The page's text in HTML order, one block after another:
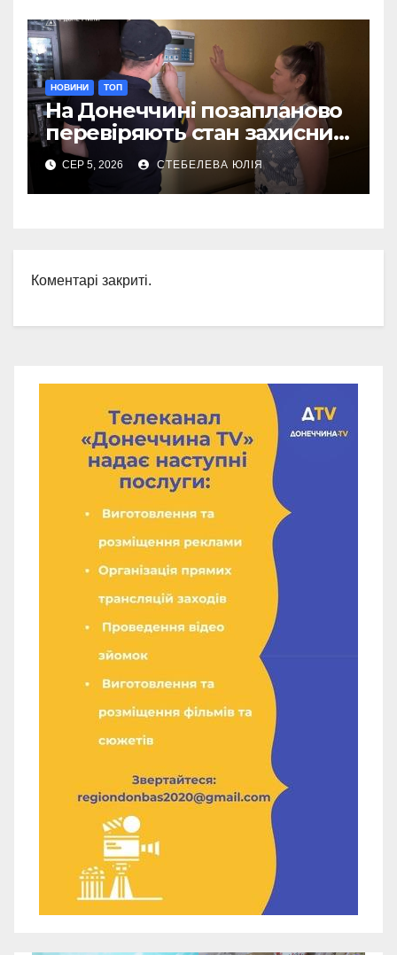
НОВИНИ ТОП
На Донеччині позапланово
перевіряють стан захисних
споруд
СЕР 5, 2026 СТЕБЕЛЕВА ЮЛІЯ
Коментарі закриті.